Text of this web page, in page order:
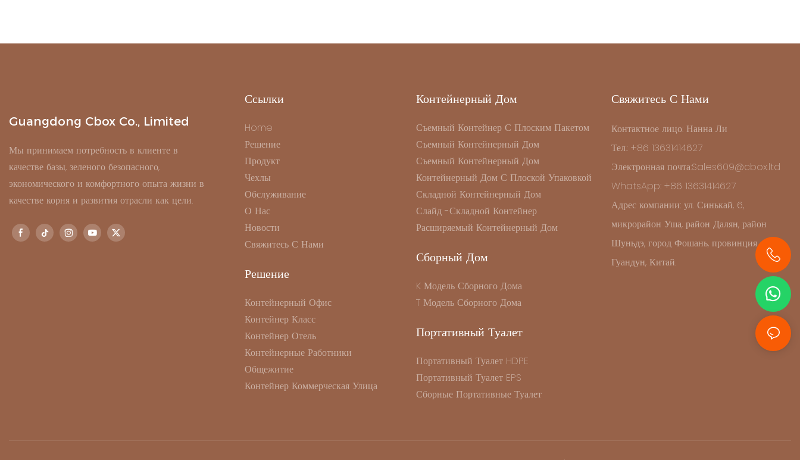
Guangdong Cbox Co., Limited
Мы принимаем потребность в клиенте в
качестве базы, зеленого безопасного,
экономического и комфортного опыта жизни в
качестве корня и развития отрасли как цели.
Ссылки
Home
Решение
Продукт
Чехлы
Обслуживание
О Нас
Новости
Свяжитесь С Нами
Решение
Контейнерный Офис
Контейнер Класс
Контейнер Отель
Контейнерные Работники
Общежитие
Контейнер Коммерческая Улица
Контейнерный Дом
Съемный Контейнер С Плоским Пакетом
Съемный Контейнерный Дом
Съемный Контейнерный Дом
Контейнерный Дом С Плоской Упаковкой
Складной Контейнерный Дом
Слайд -складной Контейнер
Расширяемый Контейнерный Дом
Сборный Дом
K Модель Сборного Дома
T Модель Сборного Дома
Портативный Туалет
Портативный Туалет HDPE
Портативный Туалет EPS
Сборные Портативные Туалет
Свяжитесь С Нами
Контактное лицо: Нанна Ли
Тел.: +86 13631414627
Электронная почта:Sales609@cbox.ltd
WhatsApp: +86 13631414627
Адрес компании: ул. Синькай, 6,
микрорайон Уша, район Далян, район
Шуньдэ, город Фошань, провинция
Гуандун, Китай.